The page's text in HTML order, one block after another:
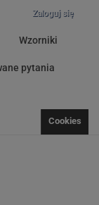
Zaloguj się
Wzorniki
pytania
Cookies